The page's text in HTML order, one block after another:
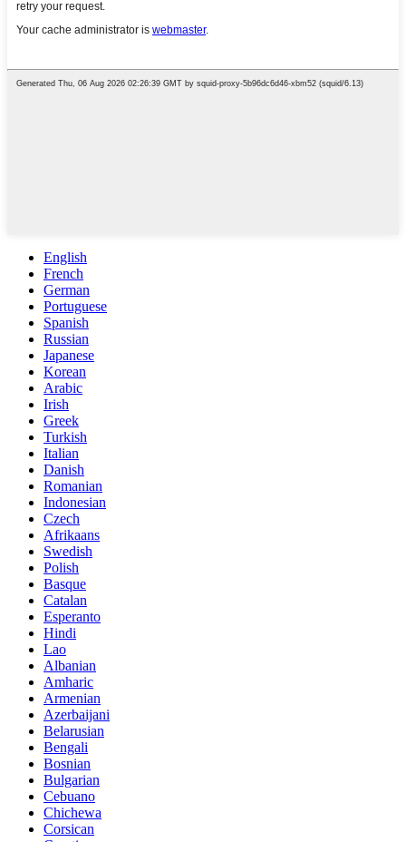
English
French
German
Portuguese
Spanish
Russian
Japanese
Korean
Arabic
Irish
Greek
Turkish
Italian
Danish
Romanian
Indonesian
Czech
Afrikaans
Swedish
Polish
Basque
Catalan
Esperanto
Hindi
Lao
Albanian
Amharic
Armenian
Azerbaijani
Belarusian
Bengali
Bosnian
Bulgarian
Cebuano
Chichewa
Corsican